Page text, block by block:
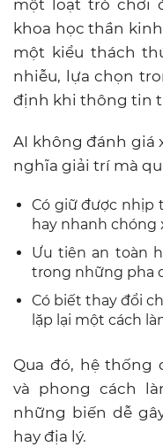
một loạt trò chơi
khoa học thần
một kiểu thách
nhiễu, lựa chọn
định khi thông tin
AI không đánh giá
nghĩa giải trí mà
Có giữ được nhịp
hay nhanh chóng
Ưu tiên an toàn
trong những pha
Có biết thay đổi
lặp lại một cách
Qua đó, hệ
và phong cách
những biến dễ
hay địa lý.